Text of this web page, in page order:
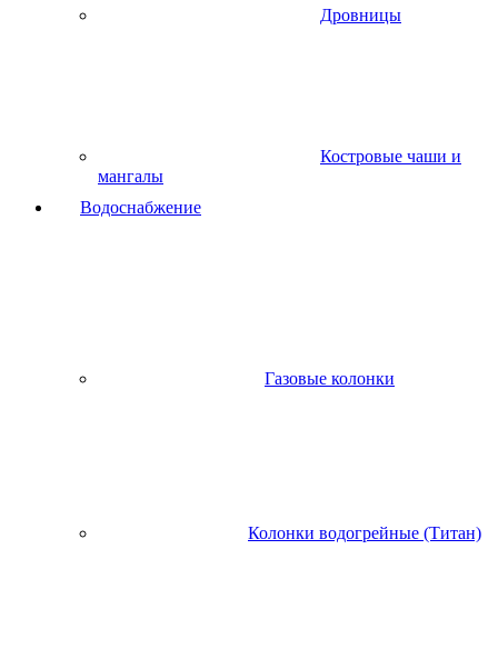
Дровницы
Костровые чаши и
мангалы
Водоснабжение
Газовые колонки
Колонки водогрейные (Титан)